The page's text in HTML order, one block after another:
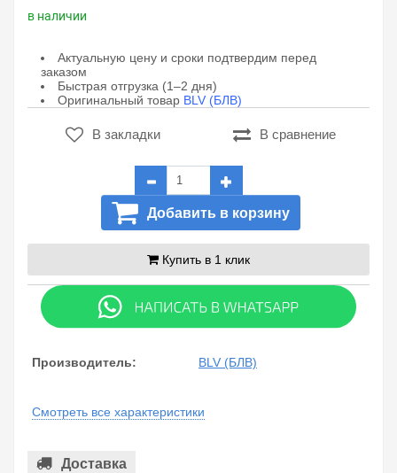
в наличии
Актуальную цену и сроки подтвердим перед
заказом
Быстрая отгрузка (1–2 дня)
Оригинальный товар BLV (БЛВ)
В закладки В сравнение
Добавить в корзину
Купить в 1 клик
Производитель: BLV (БЛВ)
Смотреть все характеристики
Доставка